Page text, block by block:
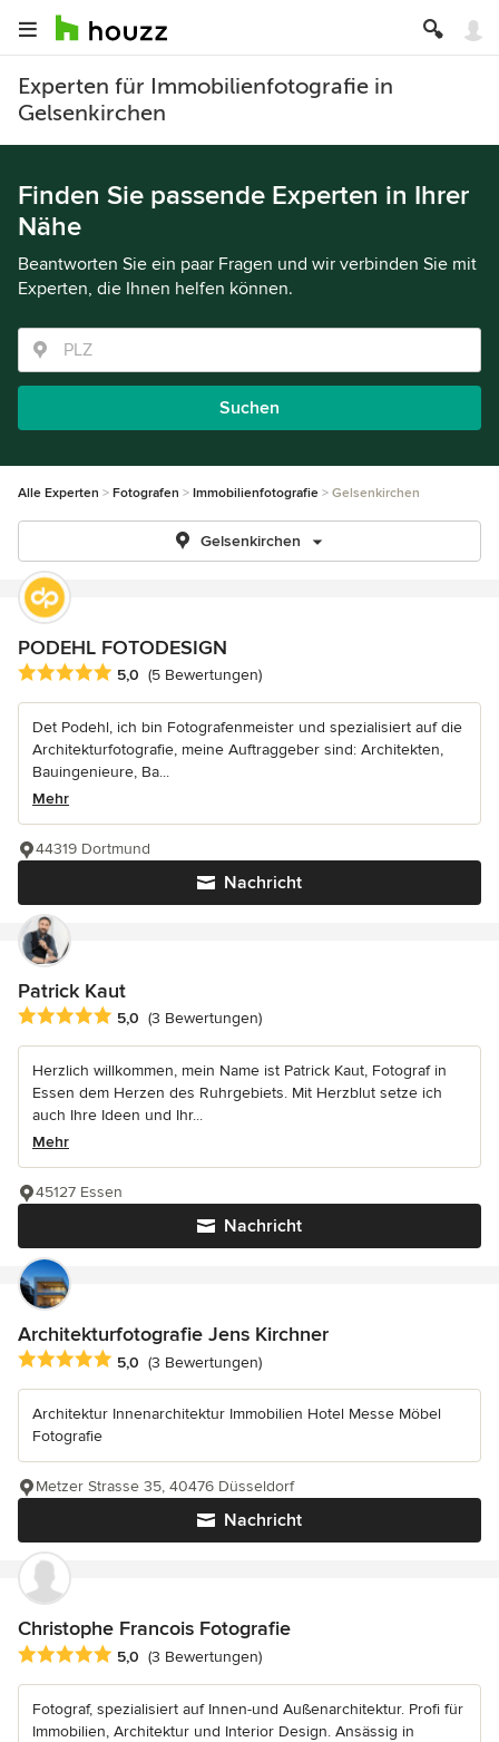
Experten für Immobilienfotografie in
Gelsenkirchen
Finden Sie passende Experten in Ihrer
Nähe
Beantworten Sie ein paar Fragen und wir verbinden Sie mit
Experten, die Ihnen helfen können.
Suchen
Alle Experten Fotografen Immobilienfotografie Gelsenkirchen
Gelsenkirchen
PODEHL FOTODESIGN
Durchschnittliche Bewertung: 5 von 5 Sternen
5,0 (5 Bewertungen)
Det Podehl, ich bin Fotografenmeister und spezialisiert auf die
Architekturfotografie, meine Auftraggeber sind: Architekten,
Bauingenieure, Ba...
Mehr
Nachricht
44319 Dortmund
Patrick Kaut
Durchschnittliche Bewertung: 5 von 5 Sternen
5,0 (3 Bewertungen)
Herzlich willkommen, mein Name ist Patrick Kaut, Fotograf in
Essen dem Herzen des Ruhrgebiets. Mit Herzblut setze ich
auch Ihre Ideen und Ihr...
Mehr
Nachricht
45127 Essen
Architekturfotografie Jens Kirchner
Durchschnittliche Bewertung: 5 von 5 Sternen
5,0 (3 Bewertungen)
Architektur Innenarchitektur Immobilien Hotel Messe Möbel
Fotografie
Nachricht
Metzer Strasse 35, 40476 Düsseldorf
Christophe Francois Fotografie
Durchschnittliche Bewertung: 5 von 5 Sternen
5,0 (3 Bewertungen)
Fotograf, spezialisiert auf Innen-und Außenarchitektur. Profi für
Immobilien, Architektur und Interior Design. Ansässig in